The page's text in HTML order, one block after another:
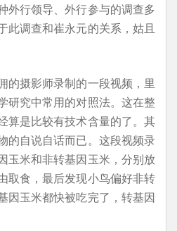
外行领导、外行参与的调查多
此调查和崔永元的关系，姑且
的摄影师录制的一段视频，里
研究中常用的对照法。这在整
算是比较有技术含量的了。其
的自说自话而已。这段视频录
玉米和非转基因玉米，分别放
取食，最后发现小鸟偏好非转
因玉米都快被吃完了，转基因